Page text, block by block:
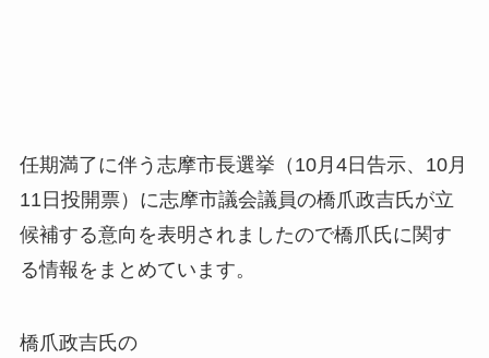
任期満了に伴う志摩市長選挙（10月4日告示、10月
11日投開票）に志摩市議会議員の橋爪政吉氏が立
候補する意向を表明されましたので橋爪氏に関す
る情報をまとめています。
橋爪政吉氏の